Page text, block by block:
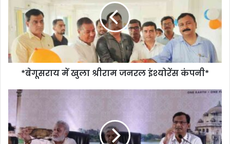
*बेगूसराय में खुला श्रीराम जनरल इंश्योरेंस कंपनी*